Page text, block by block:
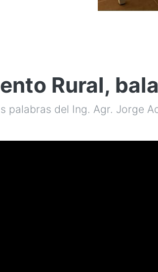
Rural,
palabras del Ing. Agr. Jorge